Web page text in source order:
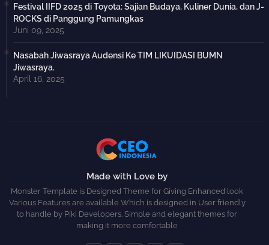
Festival IIFD 2025 di Toyota: Sajian Budaya, Kuliner Dunia, dan J-
ROCKS di Panggung Pamungkas
Juni 09, 2025
Nasabah Jiwasraya Audensi Ke TIM LIKUIDASI BUMN
Jiwasraya.
April 16, 2025
Made with Love by
Monster Template is Designed Theme for Giving Enhanced look
Various Features are available Which is designed in User friendly
to handle by Piki Developers. Simple and elegant themes for
making it more comfortable